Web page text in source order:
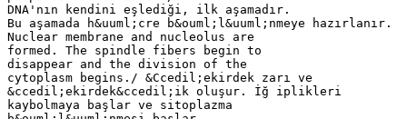
DNA'nın kendini eşlediği, ilk aşamadır.
Bu aşamada h&uuml;cre b&ouml;l&uuml;nmeye hazırlanır.
Nuclear membrane and nucleolus are
formed. The spindle fibers begin to
disappear and the division of the
cytoplasm begins./ &Ccedil;ekirdek zarı ve
&ccedil;ekirdek&ccedil;ik oluşur. İğ iplikleri
kaybolmaya başlar ve sitoplazma